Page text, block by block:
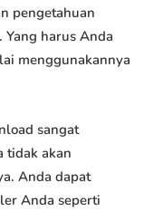
pengetahuan
harus Anda
menggunakannya
sangat
tidak akan
Anda dapat
Anda seperti